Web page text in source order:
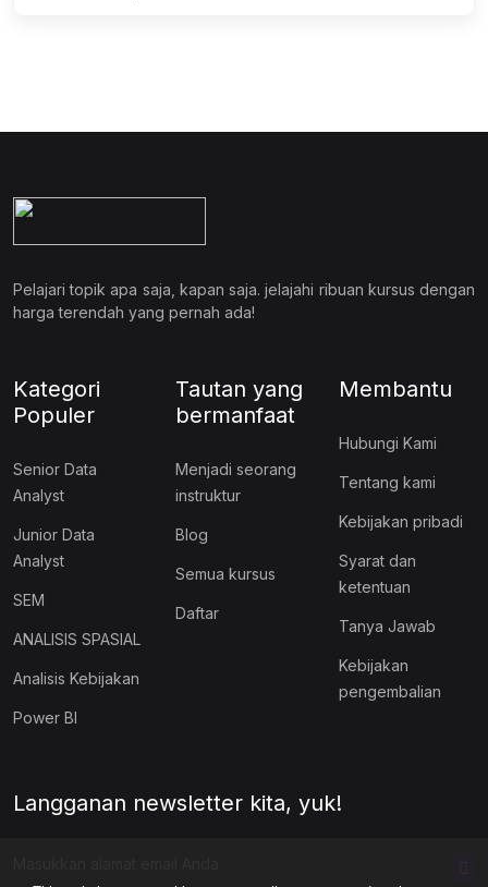
Pelajari topik apa saja, kapan saja. jelajahi ribuan kursus dengan
harga terendah yang pernah ada!
Kategori
Populer
Senior Data
Analyst
Junior Data
Analyst
SEM
ANALISIS SPASIAL
Analisis Kebijakan
Power BI
Tautan yang
bermanfaat
Menjadi seorang
instruktur
Blog
Semua kursus
Daftar
Membantu
Hubungi Kami
Tentang kami
Kebijakan pribadi
Syarat dan
ketentuan
Tanya Jawab
Kebijakan
pengembalian
Langganan newsletter kita, yuk!